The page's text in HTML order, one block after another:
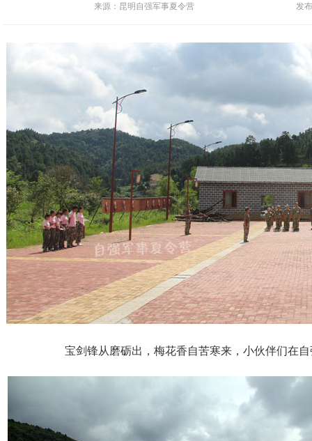
来源：昆明自强军事夏令营 发
宝剑锋从磨砺出，梅花香自苦寒来，小伙伴们在